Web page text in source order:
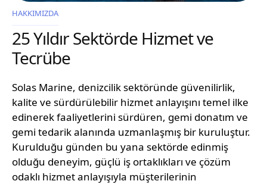
HAKKIMIZDA
25 Yıldır Sektörde Hizmet ve
Tecrübe
Solas Marine, denizcilik sektöründe güvenilirlik,
kalite ve sürdürülebilir hizmet anlayışını temel ilke
edinerek faaliyetlerini sürdüren, gemi donatım ve
gemi tedarik alanında uzmanlaşmış bir kuruluştur.
Kurulduğu günden bu yana sektörde edinmiş
olduğu deneyim, güçlü iş ortaklıkları ve çözüm
odaklı hizmet anlayışıyla müşterilerinin